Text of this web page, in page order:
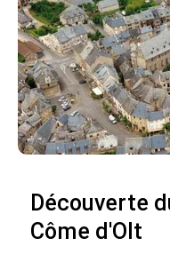
Découverte
Côme d'Olt